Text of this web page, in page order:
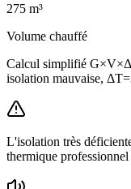
275 m³
Volume chauffé
Calcul simplifié
isolation mauvaise,
L'isolation très
thermique